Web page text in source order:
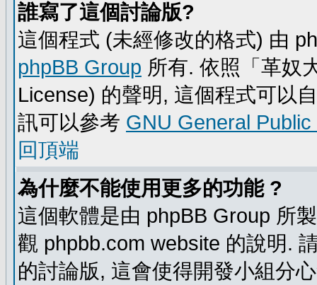
誰寫了這個討論版?
這個程式 (未經修改的格式) 由
phpBB Group 所有. 依照「革奴
License) 的聲明, 這個程式可以
訊可以參考 GNU General
回頂端
為什麼不能使用更多的功能 ?
這個軟體是由 phpBB Group 所
觀 phpbb.com website 的說明.
的討論版, 這會使得開發小組分